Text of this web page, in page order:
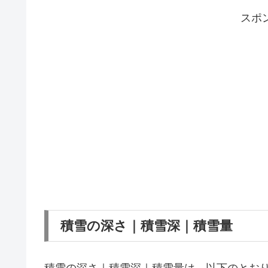
スポ
積雪の深さ｜積雪深｜積雪量